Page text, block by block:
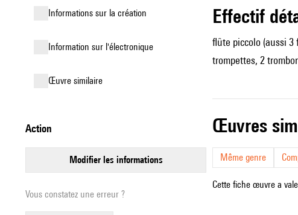
informations sur la création
Information sur l'électronique
œuvre similaire
action
modifier les informations
Vous constatez une erreur ?
effectif
flûte piccolo (aussi 3
trompettes, 2
œuvres
Même genre
Cette fiche œuvre a